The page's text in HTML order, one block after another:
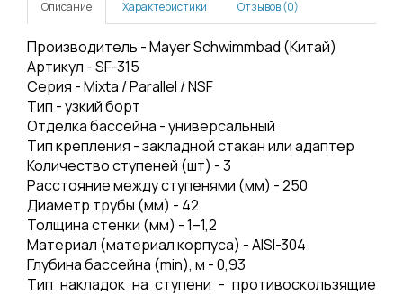
Описание Характеристики Отзывов (0)
Производитель - Mayer Schwimmbad (Китай)
Артикул - SF-315
Серия - Mixta / Parallel / NSF
Тип - узкий борт
Отделка бассейна - универсальный
Тип крепления - закладной стакан или адаптер
Количество ступеней (шт) - 3
Расстояние между ступенями (мм) - 250
Диаметр трубы (мм) - 42
Толщина стенки (мм) - 1–1,2
Материал (материал корпуса) - AISI-304
Глубина бассейна (min), м - 0,93
Тип накладок на ступени - противоскользящие